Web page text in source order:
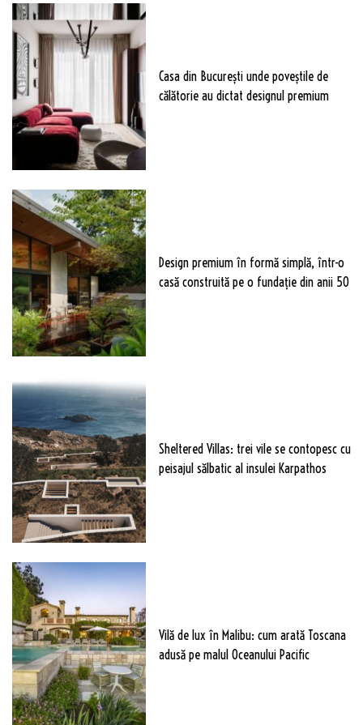
Casa din București unde poveștile de
călătorie au dictat designul premium
Design premium în formă simplă, într-o
casă construită pe o fundație din anii 50
Sheltered Villas: trei vile se contopesc cu
peisajul sălbatic al insulei Karpathos
Vilă de lux în Malibu: cum arată Toscana
adusă pe malul Oceanului Pacific